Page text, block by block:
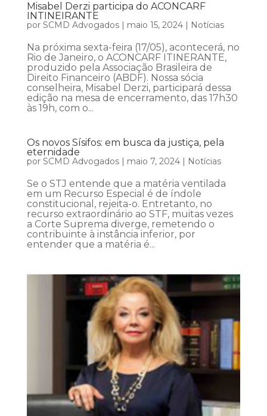
Misabel Derzi participa do ACONCARF
INTINEIRANTE
por SCMD Advogados| maio 15, 2024| Notícias
Na próxima sexta-feira (17/05), acontecerá, no
Rio de Janeiro, o ACONCARF ITINERANTE,
produzido pela Associação Brasileira de
Direito Financeiro (ABDF). Nossa sócia
conselheira, Misabel Derzi, participará dessa
edição na mesa de encerramento, das 17h30
às 19h, com o...
Os novos Sísifos: em busca da justiça, pela
eternidade
por SCMD Advogados| maio 7, 2024| Notícias
Se o STJ entende que a matéria ventilada
em um Recurso Especial é de índole
constitucional, rejeita-o. Entretanto, no
recurso extraordinário ao STF, muitas vezes
a Corte Suprema diverge, remetendo o
contribuinte à instância inferior, por
entender que a matéria é...